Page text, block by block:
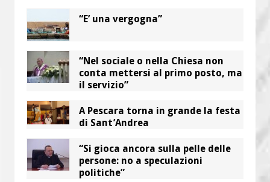
“E’ una vergogna”
“Nel sociale o nella Chiesa non
conta mettersi al primo posto, ma
il servizio”
A Pescara torna in grande la festa
di Sant’Andrea
“Si gioca ancora sulla pelle delle
persone: no a speculazioni
politiche”